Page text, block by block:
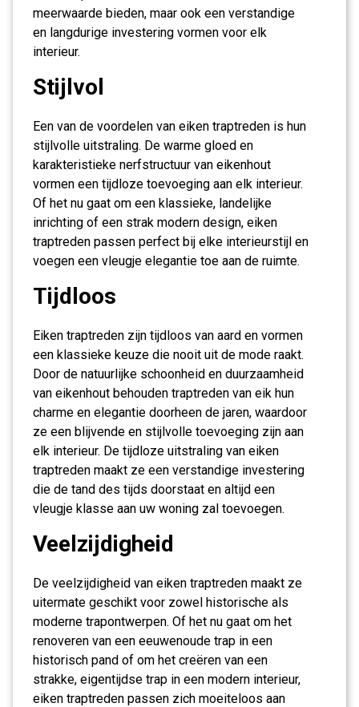
meerwaarde bieden, maar ook een verstandige
en langdurige investering vormen voor elk
interieur.
Stijlvol
Een van de voordelen van eiken traptreden is hun
stijlvolle uitstraling. De warme gloed en
karakteristieke nerfstructuur van eikenhout
vormen een tijdloze toevoeging aan elk interieur.
Of het nu gaat om een klassieke, landelijke
inrichting of een strak modern design, eiken
traptreden passen perfect bij elke interieurstijl en
voegen een vleugje elegantie toe aan de ruimte.
Tijdloos
Eiken traptreden zijn tijdloos van aard en vormen
een klassieke keuze die nooit uit de mode raakt.
Door de natuurlijke schoonheid en duurzaamheid
van eikenhout behouden traptreden van eik hun
charme en elegantie doorheen de jaren, waardoor
ze een blijvende en stijlvolle toevoeging zijn aan
elk interieur. De tijdloze uitstraling van eiken
traptreden maakt ze een verstandige investering
die de tand des tijds doorstaat en altijd een
vleugje klasse aan uw woning zal toevoegen.
Veelzijdigheid
De veelzijdigheid van eiken traptreden maakt ze
uitermate geschikt voor zowel historische als
moderne trapontwerpen. Of het nu gaat om het
renoveren van een eeuwenoude trap in een
historisch pand of om het creëren van een
strakke, eigentijdse trap in een modern interieur,
eiken traptreden passen zich moeiteloos aan